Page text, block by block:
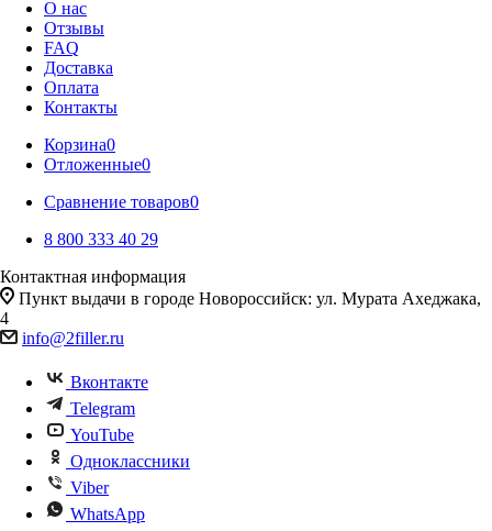
О нас
Отзывы
FAQ
Доставка
Оплата
Контакты
Корзина0
Отложенные0
Сравнение товаров0
8 800 333 40 29
Контактная информация
Пункт выдачи в городе Новороссийск: ул. Мурата Ахеджака,
4
info@2filler.ru
Вконтакте
Telegram
YouTube
Одноклассники
Viber
WhatsApp